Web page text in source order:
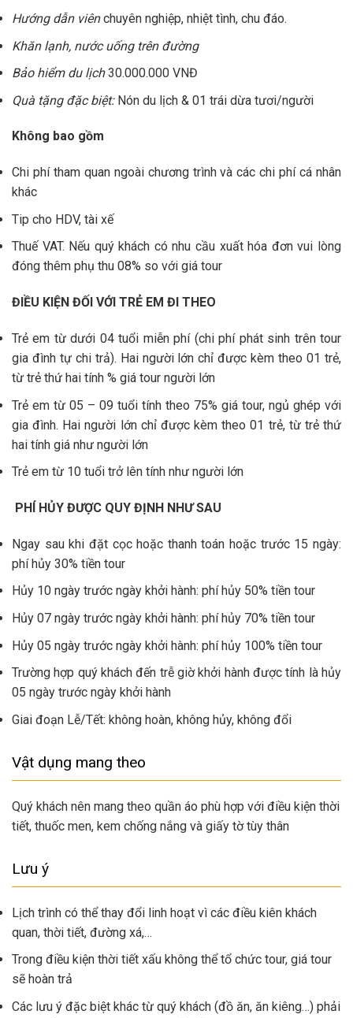
Hướng dẫn viênchuyên nghiệp, nhiệt tình, chu đáo.
Khăn lạnh, nước uống trên đường
Bảo hiểm du lịch30.000.000 VNĐ
Quà tặng đặc biệt:Nón du lịch & 01 trái dừa tươi/người
Không bao gồm
Chi phí tham quan ngoài chương trình và các chi phí cá nhân
khác
Tip cho HDV, tài xế
Thuế VAT. Nếu quý khách có nhu cầu xuất hóa đơn vui lòng
đóng thêm phụ thu 08% so với giá tour
ĐIỀU KIỆN ĐỐI VỚI TRẺ EM ĐI THEO
Trẻ em từ dưới 04 tuổi miễn phí (chi phí phát sinh trên tour
gia đình tự chi trả). Hai người lớn chỉ được kèm theo 01 trẻ,
từ trẻ thứ hai tính % giá tour người lớn
Trẻ em từ 05 – 09 tuổi tính theo 75% giá tour, ngủ ghép với
gia đình. Hai người lớn chỉ được kèm theo 01 trẻ, từ trẻ thứ
hai tính giá như người lớn
Trẻ em từ 10 tuổi trở lên tính như người lớn
PHÍ HỦY ĐƯỢC QUY ĐỊNH NHƯ SAU
Ngay sau khi đặt cọc hoặc thanh toán hoặc trước 15 ngày:
phí hủy 30% tiền tour
Hủy 10 ngày trước ngày khởi hành: phí hủy 50% tiền tour
Hủy 07 ngày trước ngày khởi hành: phí hủy 70% tiền tour
Hủy 05 ngày trước ngày khởi hành: phí hủy 100% tiền tour
Trường hợp quý khách đến trễ giờ khởi hành được tính là hủy
05 ngày trước ngày khởi hành
Giai đoạn Lễ/Tết: không hoàn, không hủy, không đổi
Vật dụng mang theo
Quý khách nên mang theo quần áo phù hợp với điều kiện thời
tiết, thuốc men, kem chống nắng và giấy tờ tùy thân
Lưu ý
Lịch trình có thể thay đổi linh hoạt vì các điều kiên khách
quan, thời tiết, đường xá,…
Trong điều kiện thời tiết xấu không thể tổ chức tour, giá tour
sẽ hoàn trả
Các lưu ý đặc biệt khác từ quý khách (đồ ăn, ăn kiêng…) phải